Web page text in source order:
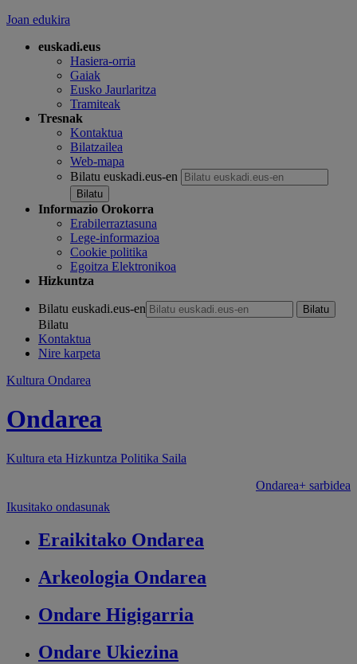
Joan edukira
euskadi.eus
Hasiera-orria
Gaiak
Eusko Jaurlaritza
Tramiteak
Tresnak
Kontaktua
Bilatzailea
Web-mapa
Bilatu euskadi.eus-en
Informazio Orokorra
Erabilerraztasuna
Lege-informazioa
Cookie politika
Egoitza Elektronikoa
Hizkuntza
Bilatu euskadi.eus-en
Bilatu
Kontaktua
Nire karpeta
Kultura Ondarea
Ondarea
Kultura eta Hizkuntza Politika Saila
Ondarea+ sarbidea
Ikusitako ondasunak
Eraikitako Ondarea
Arkeologia Ondarea
Ondare Higigarria
Ondare Ukiezina